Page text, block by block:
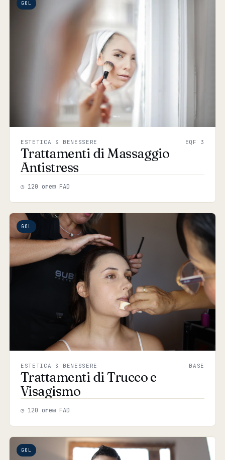
GOL
ESTETICA & BENESSERE EQF 3
Trattamenti di Massaggio
Antistress
◷ 120 ore⊞ FAD
GOL
ESTETICA & BENESSERE BASE
Trattamenti di Trucco e
Visagismo
◷ 120 ore⊞ FAD
GOL